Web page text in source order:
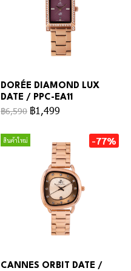
DORÉE DIAMOND LUX
DATE / PPC-EA11
฿6,590 ฿1,499
สินค้าใหม่ -77%
CANNES ORBIT DATE /